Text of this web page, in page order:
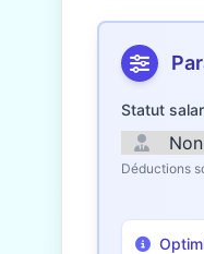
Statut
Déductions